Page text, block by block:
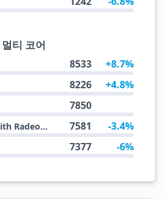
티 코어
8533 +8.7%
8226 +4.8%
7850
Ryzen 5 2400GE with Radeon RX Vega 11 Graphics 7581 -3.4%
7377 -6%